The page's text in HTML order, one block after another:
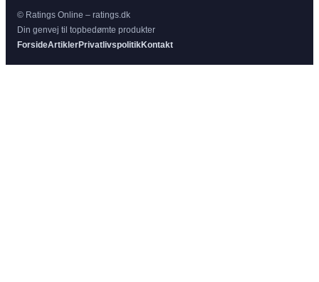
© Ratings Online – ratings.dk
Din genvej til topbedømte produkter
ForsideArtiklerPrivatlivspolitikKontakt